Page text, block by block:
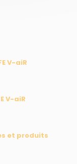
V-aiR
V-aiR
et produits